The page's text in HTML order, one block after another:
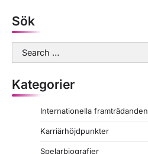
a
g
a
Sök
Search
for:
Kategorier
Internationella framträdanden
Karriärhöjdpunkter
Spelarbiografier